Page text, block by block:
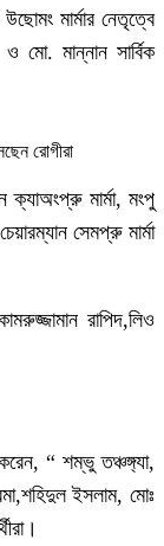
মার্মার নেতৃত্বে
মান্নান সার্বিক
রোগীরা
ক্যাঅংপ্রু মার্মা, মংপু
সেমপ্রু মার্মা
রাপিদ,লিও
“ শম্ভু তঞ্চঙ্গ্যা,
ইসলাম, মোঃ